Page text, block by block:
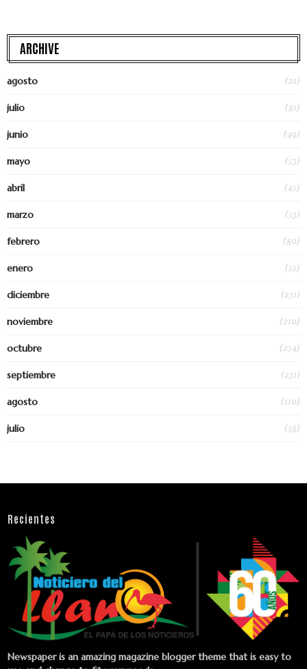
ARCHIVE
agosto (21)
julio (81)
junio (49)
mayo (53)
abril (45)
marzo (53)
febrero (80)
enero (55)
diciembre (231)
noviembre (210)
octubre (254)
septiembre (231)
agosto (110)
julio (38)
Recientes
Newspaper is an amazing magazine blogger theme that is easy to